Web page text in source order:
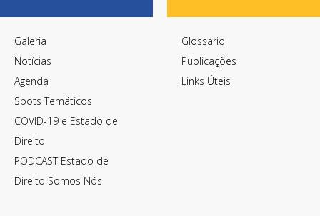
Galeria
Notícias
Agenda
Spots Temáticos
COVID-19 e Estado de
Direito
PODCAST Estado de
Direito Somos Nós
Glossário
Publicações
Links Úteis